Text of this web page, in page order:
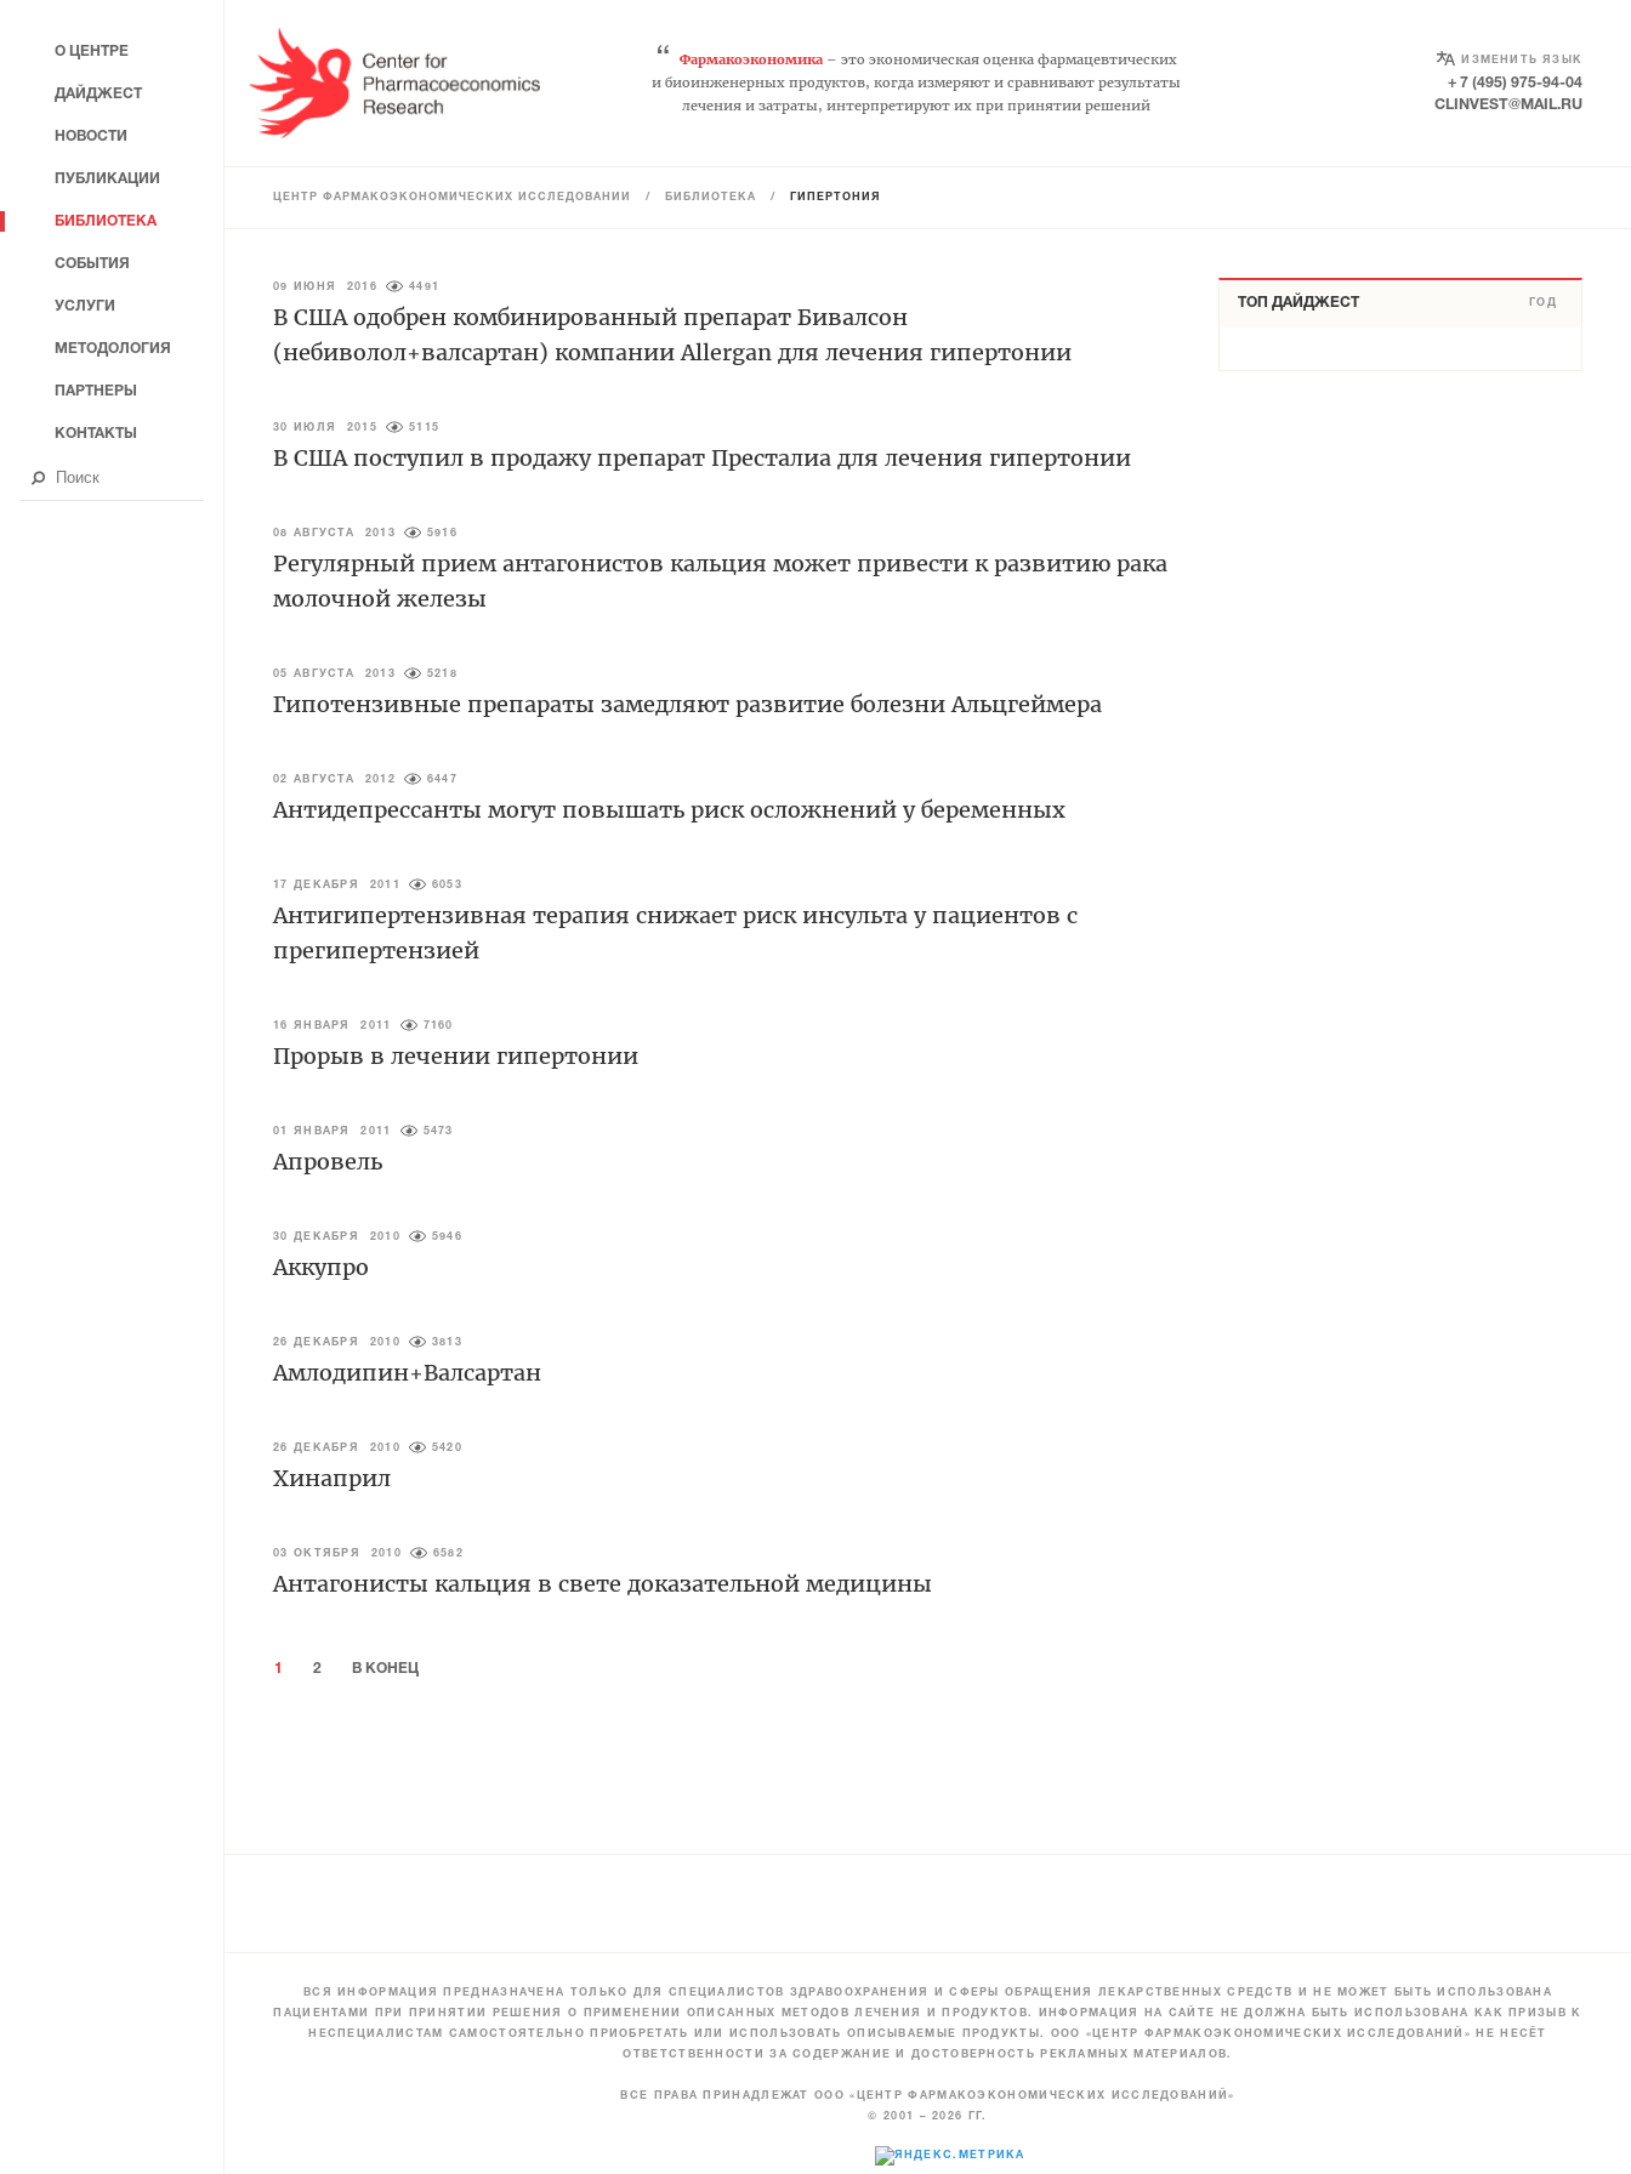
“ Фармакоэкономика– это экономическая оценка фармацевтических
и биоинженерных продуктов, когда измеряют и сравнивают результаты
лечения и затраты, интерпретируют их при принятии решений
ИЗМЕНИТЬ ЯЗЫК
SELECT LANGUAGE
+ 7 (495) 975-94-04
CLINVEST@MAIL.RU
ЦЕНТР ФАРМАКОЭКОНОМИЧЕСКИХ ИССЛЕДОВАНИЙ / БИБЛИОТЕКА / ГИПЕРТОНИЯ
09 ИЮНЯ 2016 4491
В США одобрен комбинированный препарат Бивалсон
(небиволол+валсартан) компании Allergan для лечения гипертонии
30 ИЮЛЯ 2015 5115
В США поступил в продажу препарат Престалиа для лечения гипертонии
08 АВГУСТА 2013 5916
Регулярный прием антагонистов кальция может привести к развитию рака
молочной железы
05 АВГУСТА 2013 5218
Гипотензивные препараты замедляют развитие болезни Альцгеймера
02 АВГУСТА 2012 6447
Антидепрессанты могут повышать риск осложнений у беременных
17 ДЕКАБРЯ 2011 6053
Антигипертензивная терапия снижает риск инсульта у пациентов с
прегипертензией
16 ЯНВАРЯ 2011 7160
Прорыв в лечении гипертонии
01 ЯНВАРЯ 2011 5473
Апровель
30 ДЕКАБРЯ 2010 5946
Аккупро
26 ДЕКАБРЯ 2010 3813
Амлодипин+Валсартан
26 ДЕКАБРЯ 2010 5420
Хинаприл
03 ОКТЯБРЯ 2010 6582
Антагонисты кальция в свете доказательной медицины
1 2 В КОНЕЦ
ТОП ДАЙДЖЕСТ ГОД
ВСЯ ИНФОРМАЦИЯ ПРЕДНАЗНАЧЕНА ТОЛЬКО ДЛЯ СПЕЦИАЛИСТОВ ЗДРАВООХРАНЕНИЯ И СФЕРЫ ОБРАЩЕНИЯ ЛЕКАРСТВЕННЫХ СРЕДСТВ И НЕ МОЖЕТ БЫТЬ ИСПОЛЬЗОВАНА
ПАЦИЕНТАМИ ПРИ ПРИНЯТИИ РЕШЕНИЯ О ПРИМЕНЕНИИ ОПИСАННЫХ МЕТОДОВ ЛЕЧЕНИЯ И ПРОДУКТОВ. ИНФОРМАЦИЯ НА САЙТЕ НЕ ДОЛЖНА БЫТЬ ИСПОЛЬЗОВАНА КАК ПРИЗЫВ К
НЕСПЕЦИАЛИСТАМ САМОСТОЯТЕЛЬНО ПРИОБРЕТАТЬ ИЛИ ИСПОЛЬЗОВАТЬ ОПИСЫВАЕМЫЕ ПРОДУКТЫ. ООО «ЦЕНТР ФАРМАКОЭКОНОМИЧЕСКИХ ИССЛЕДОВАНИЙ» НЕ НЕСЁТ
ОТВЕТСТВЕННОСТИ ЗА СОДЕРЖАНИЕ И ДОСТОВЕРНОСТЬ РЕКЛАМНЫХ МАТЕРИАЛОВ.
ВСЕ ПРАВА ПРИНАДЛЕЖАТ ООО «ЦЕНТР ФАРМАКОЭКОНОМИЧЕСКИХ ИССЛЕДОВАНИЙ»
© 2001 – 2026 ГГ.
О ЦЕНТРЕ
ДАЙДЖЕСТ
НОВОСТИ
ПУБЛИКАЦИИ
БИБЛИОТЕКА
СОБЫТИЯ
УСЛУГИ
МЕТОДОЛОГИЯ
ПАРТНЕРЫ
КОНТАКТЫ